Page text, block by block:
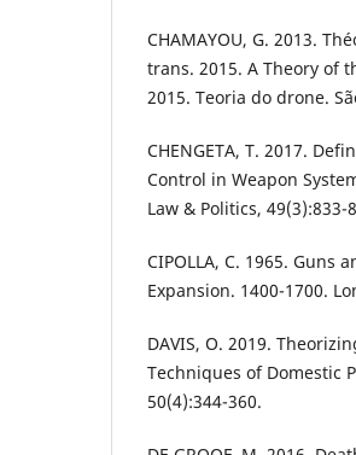
CHAMAYOU, G. 2013.
trans. 2015. A Theory of
2015. Teoria do drone.
CHENGETA, T. 2017.
Control in Weapon
Law & Politics, 49(3):833-
CIPOLLA, C. 1965. Guns
Expansion. 1400-1700.
DAVIS, O. 2019.
Techniques of Domestic
50(4):344-360.